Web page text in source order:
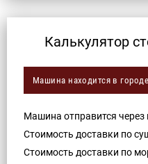
Калькулятор
Машина находится в городе
Машина отправится через
Стоимость доставки по
Стоимость доставки по